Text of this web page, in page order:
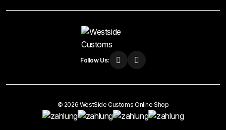
Follow Us:
© 2026 WestSide Customs Online Shop